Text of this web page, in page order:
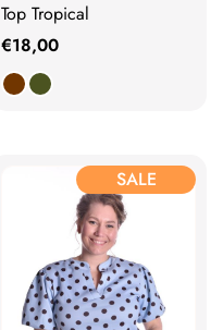
Top Tropical
€18,00
SALE